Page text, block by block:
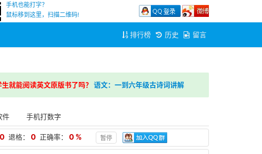
手机也能打字？
鼠标移到这里，扫描二维码!
排行榜 历史 留言
就能阅读英文原版书了吗？ 语文：一到六年级古诗词讲解
件 手机打数字
0 退格： 0 正确率： 0 % 暂停